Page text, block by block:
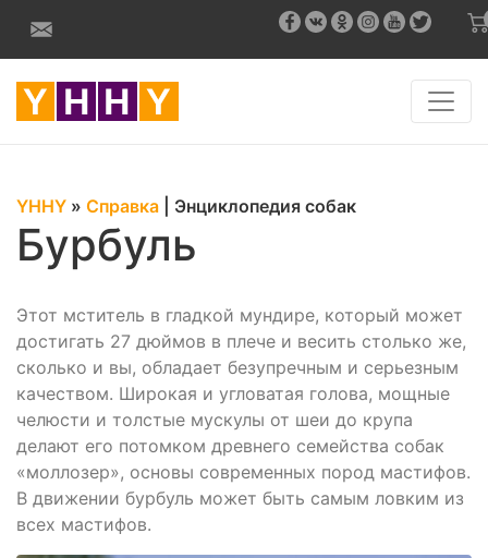
YHHY » Справка Энциклопедия собак
Бурбуль
Этот мститель в гладкой мундире, который может
достигать 27 дюймов в плече и весить столько же,
сколько и вы, обладает безупречным и серьезным
качеством. Широкая и угловатая голова, мощные
челюсти и толстые мускулы от шеи до крупа
делают его потомком древнего семейства собак
«моллозер», основы современных пород мастифов.
В движении бурбуль может быть самым ловким из
всех мастифов.